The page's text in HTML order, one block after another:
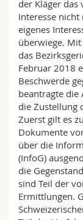
der Kläger
Interesse nicht
eigenes
überwiege.
das
Februar 2018
Beschwerde
beantragte die
die Zustellung
Zuerst gilt es
Dokumente
über die
(InfoG)
die
sind Teil der
Ermittlungen.